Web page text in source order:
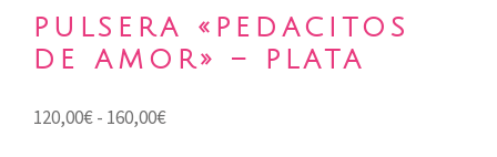
PULSERA «PEDACITOS
DE AMOR» – PLATA
120,00€- 160,00€Rango